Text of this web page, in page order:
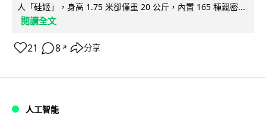
人「硅姬」，身高 1.75 米卻僅重 20 公斤，內置 165 種親密...
閱讀全文
21 8 ↗ 分享
人工智能